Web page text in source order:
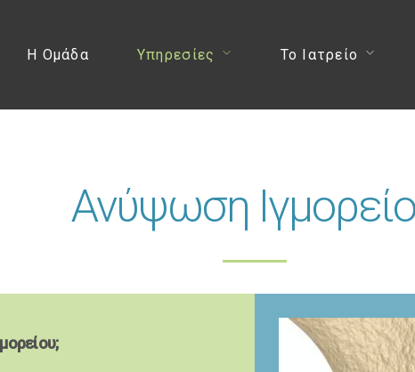
Η Ομάδα Υπηρεσίες Το Ιατρείο
Ανύψωση